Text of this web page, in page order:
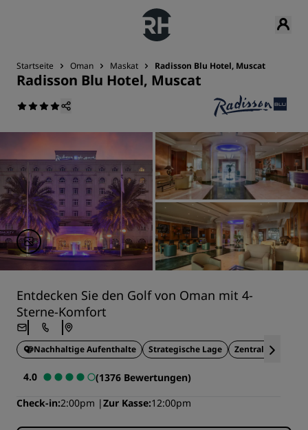
Startseite Oman Maskat Radisson Blu Hotel, Muscat
Radisson Blu Hotel, Muscat
Entdecken Sie den Golf von Oman mit 4-
Sterne-Komfort
Nachhaltige Aufenthalte Strategische Lage Zentrale Lage
4.0
(1376 Bewertungen)
Check-in 2:00pm Zur Kasse 12:00pm